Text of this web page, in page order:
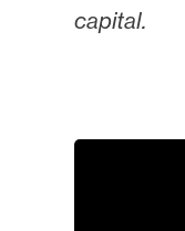
capital.